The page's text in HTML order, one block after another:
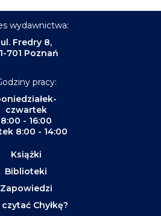
wydawnictwa:
ul. Fredry 8,
701 Poznań
pracy:
czwartek
8:00 - 16:00
8:00 - 14:00
Książki
Biblioteki
Zapowiedzi
Chyłkę?